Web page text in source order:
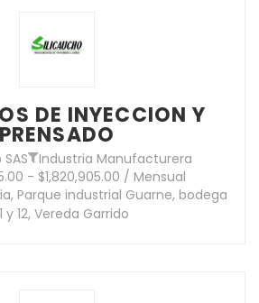
DE INYECCION Y
PRENSADO
Industria Manufacturera
- $1,820,905.00 / Mensual
Parque industrial Guarne, bodega
y 12, Vereda Garrido